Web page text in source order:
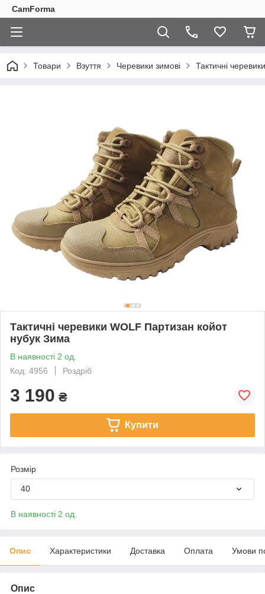
CamForma
Товари Взуття Черевики зимові Тактичні
Тактичні черевики WOLF Партизан койот
нубук Зима
В наявності 2 од.
Код: 4956
Роздріб
3 190 ₴
Купити
Розмір
40
В наявності 2 од.
Опис Характеристики Доставка Оплата Умови
Опис